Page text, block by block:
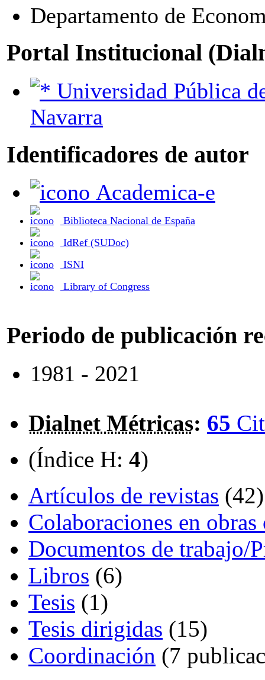
Departamento de
Portal Institucional
Navarra
Identificadores de autor
Academica-e
Biblioteca Nacional de España
IdRef (SUDoc)
ISNI
Library of Congress
Periodo de publicación
1981 - 2021
Dialnet Métricas: 65
(Índice H: 4)
Artículos de revistas (42)
Colaboraciones en
Documentos de trabajo/
Libros (6)
Tesis (1)
Tesis dirigidas (15)
Coordinación (7